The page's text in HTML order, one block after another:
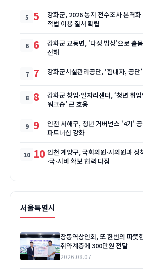
5
강화군, 2026 농지 전수조사 본격
적법 이용 질서 확립
6
강화군 교동면, '다정 밥상'으로 홀
전해
7 강화군시설관리공단, ‘힘내자, 공단
8
강화군 창업·일자리센터, ‘청년 취
워크숍’ 큰 호응
9
인천 서해구, 청년 거버넌스 '4기'
파트너십 강화
10 인천 계양구, 국회의원·시의원과
·국·시비 확보 협력 다짐
서울특별시
창동역상인회, 또 한번의 따뜻
취약계층에 300만원 전달
2026.08.07